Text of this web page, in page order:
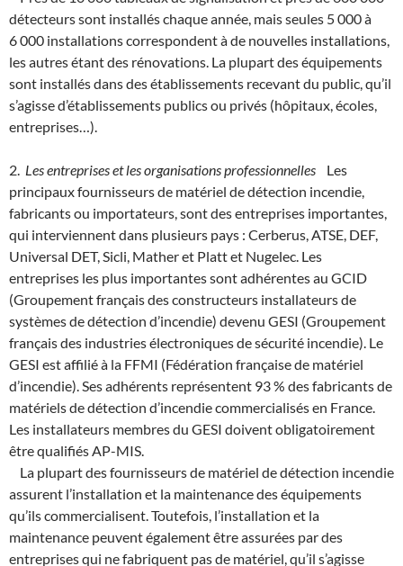
détecteurs sont installés chaque année, mais seules 5 000 à
6 000 installations correspondent à de nouvelles installations,
les autres étant des rénovations. La plupart des équipements
sont installés dans des établissements recevant du public, qu’il
s’agisse d’établissements publics ou privés (hôpitaux, écoles,
entreprises…).
2. Les entreprises et les organisations professionnelles Les
principaux fournisseurs de matériel de détection incendie,
fabricants ou importateurs, sont des entreprises importantes,
qui interviennent dans plusieurs pays : Cerberus, ATSE, DEF,
Universal DET, Sicli, Mather et Platt et Nugelec. Les
entreprises les plus importantes sont adhérentes au GCID
(Groupement français des constructeurs installateurs de
systèmes de détection d’incendie) devenu GESI (Groupement
français des industries électroniques de sécurité incendie). Le
GESI est affilié à la FFMI (Fédération française de matériel
d’incendie). Ses adhérents représentent 93 % des fabricants de
matériels de détection d’incendie commercialisés en France.
Les installateurs membres du GESI doivent obligatoirement
être qualifiés AP-MIS.
La plupart des fournisseurs de matériel de détection incendie
assurent l’installation et la maintenance des équipements
qu’ils commercialisent. Toutefois, l’installation et la
maintenance peuvent également être assurées par des
entreprises qui ne fabriquent pas de matériel, qu’il s’agisse